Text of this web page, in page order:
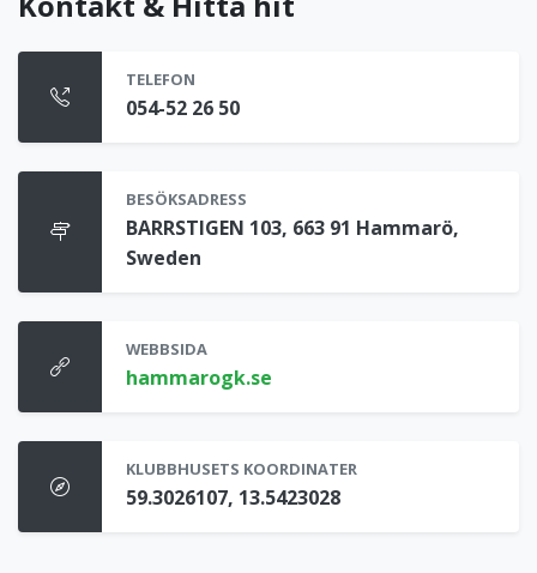
TELEFON
054-52 26 50
BESÖKSADRESS
BARRSTIGEN 103, 663 91 Hammarö,
Sweden
WEBBSIDA
hammarogk.se
KLUBBHUSETS KOORDINATER
59.3026107, 13.5423028